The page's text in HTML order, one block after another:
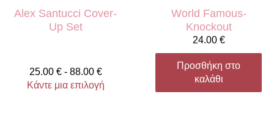
Alex Santucci Cover-
Up Set
25.00 €- 88.00 €
Κάντε μια επιλογή
World Famous-
Knockout
24.00 €
Προσθήκη στο
καλάθι